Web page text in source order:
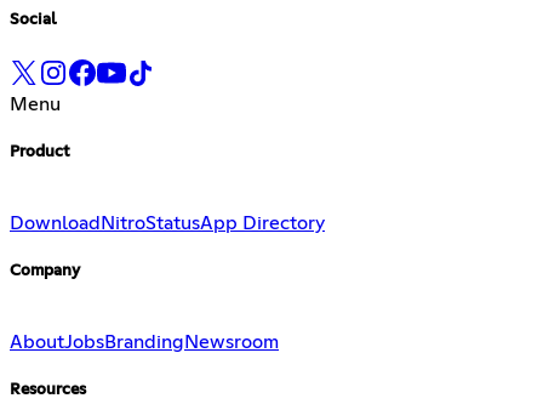
Social
Menu
Product
Download NitroStatusApp Directory
Company
AboutJobsBranding Newsroom
Resources